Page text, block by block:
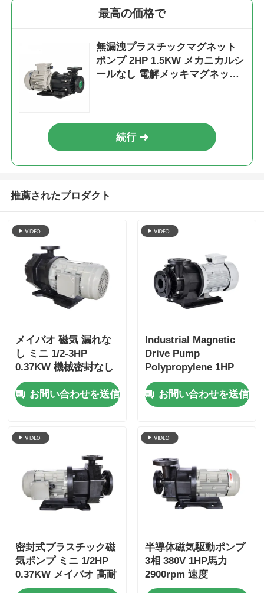
最高の価格で
無漏洩プラスチックマグネット
ポンプ 2HP 1.5KW メカニカルシ
ールなし 電解メッキマグネット
続行
推薦されたプロダクト
メイバオ 磁気 漏れな
し ミニ 1/2-3HP
0.37KW 機械密封なし
化学用ポンプ
お問い合わせを送信
Industrial Magnetic
Drive Pump
Polypropylene 1HP
0.75KW Leak-Proof
Diluted Acid Transfer
Pump
お問い合わせを送信
密封式プラスチック磁
気ポンプ ミニ 1/2HP
0.37KW メイバオ 高耐
腐蝕性酸伝送
半導体磁気駆動ポンプ
3相 380V 1HP馬力
2900rpm 速度